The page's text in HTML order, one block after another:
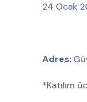
24 Ocak
Adres:
*Katılım